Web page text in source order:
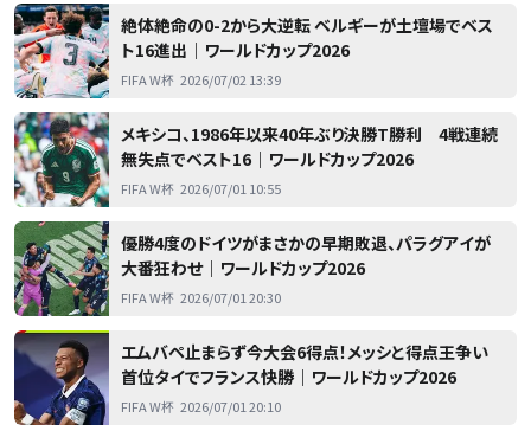
絶体絶命の0-2から大逆転 ベルギーが土壇場でベス
ト16進出｜ワールドカップ2026
FIFA W杯 2026/07/02 13:39
メキシコ、1986年以来40年ぶり決勝T勝利 4戦連続
無失点でベスト16｜ワールドカップ2026
FIFA W杯 2026/07/01 10:55
優勝4度のドイツがまさかの早期敗退、パラグアイが
大番狂わせ｜ワールドカップ2026
FIFA W杯 2026/07/01 20:30
エムバペ止まらず今大会6得点！メッシと得点王争い
首位タイでフランス快勝｜ワールドカップ2026
FIFA W杯 2026/07/01 20:10